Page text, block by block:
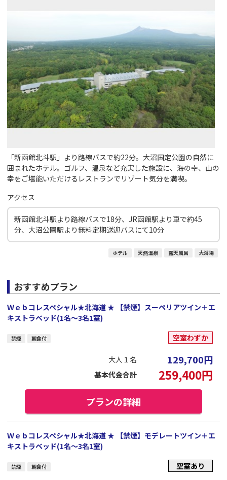
「新函館北斗駅」より路線バスで約22分。大沼国定公園の自然に
囲まれたホテル。ゴルフ、温泉など充実した施設に、海の幸、山の
幸をご堪能いただけるレストランでリゾート気分を満喫。
アクセス
新函館北斗駅より路線バスで18分、JR函館駅より車で約45
分、大沼公園駅より無料定期送迎バスにて10分
ホテル 天然温泉 露天風呂 大浴場
おすすめプラン
Ｗｅｂコレスペシャル★北海道 ★ 【禁煙】スーペリアツイン＋エ
キストラベッド(1名～3名1室)
禁煙 朝食付 空室わずか
大人１名 129,700円
基本代金合計 259,400円
プランの詳細
Ｗｅｂコレスペシャル★北海道 ★ 【禁煙】モデレートツイン＋エ
キストラベッド(1名～3名1室)
禁煙 朝食付 空室あり